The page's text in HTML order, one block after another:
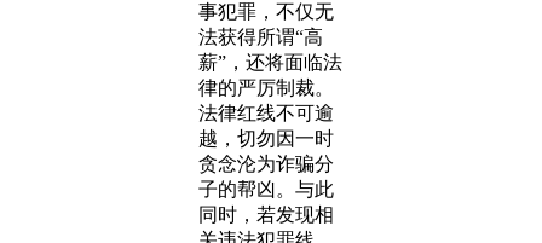
事犯罪，不仅无
法获得所谓“高
薪”，还将面临法
律的严厉制裁。
法律红线不可逾
越，切勿因一时
贪念沦为诈骗分
子的帮凶。与此
同时，若发现相